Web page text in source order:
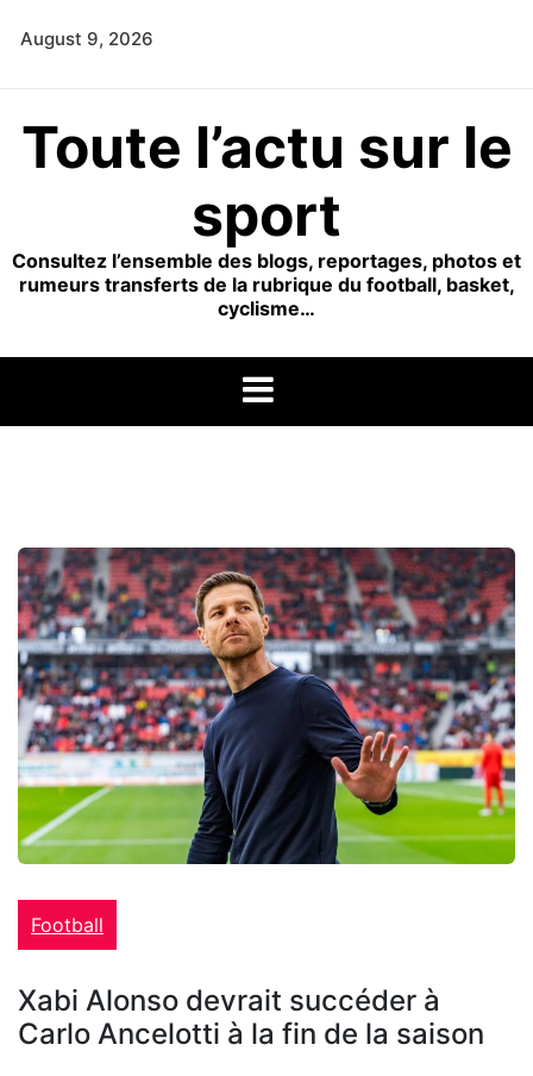
August 9, 2026
Toute l’actu sur le
sport
Consultez l’ensemble des blogs, reportages, photos et
rumeurs transferts de la rubrique du football, basket,
cyclisme…
Football
Xabi Alonso devrait succéder à
Carlo Ancelotti à la fin de la saison